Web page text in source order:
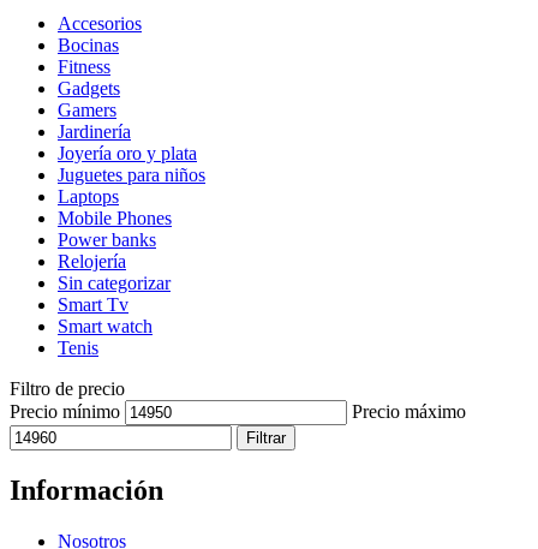
Accesorios
Bocinas
Fitness
Gadgets
Gamers
Jardinería
Joyería oro y plata
Juguetes para niños
Laptops
Mobile Phones
Power banks
Relojería
Sin categorizar
Smart Tv
Smart watch
Tenis
Filtro de precio
Precio mínimo
Precio máximo
Filtrar
Información
Nosotros